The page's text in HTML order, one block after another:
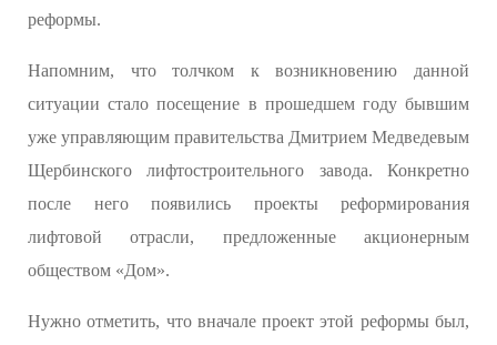
реформы.
Напомним, что толчком к возникновению данной
ситуации стало посещение в прошедшем году бывшим
уже управляющим правительства Дмитрием Медведевым
Щербинского лифтостроительного завода. Конкретно
после него появились проекты реформирования
лифтовой отрасли, предложенные акционерным
обществом «Дом».
Нужно отметить, что вначале проект этой реформы был,